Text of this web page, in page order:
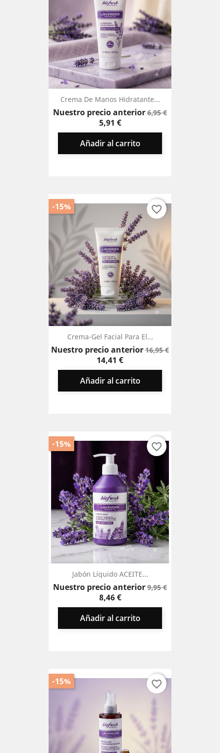
Crema De Manos Hidratante...
Nuestro precio anteriorPrecio
6,95 €Precio
5,91 €
Añadir al carrito
Crema-Gel Facial Para El...
Nuestro precio anteriorPrecio
16,95 €Precio
14,41 €
Añadir al carrito
-15% favorite_border
Jabón Líquido ACEITE...
Nuestro precio anteriorPrecio
9,95 €Precio
8,46 €
Añadir al carrito
-15% favorite_border
-15% favorite_border